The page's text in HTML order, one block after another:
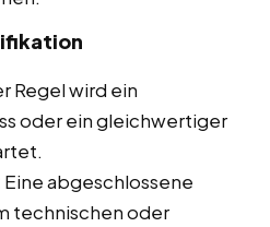
Regel wird ein
oder ein gleichwertiger
Eine abgeschlossene
technischen oder